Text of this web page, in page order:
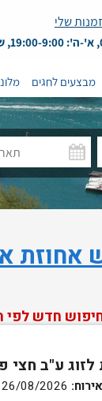
שלי
מבצעים לחגים
אחוזת
חדש